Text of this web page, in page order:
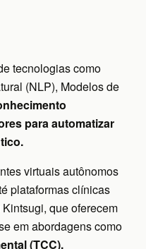
tecnologias como
(NLP), Modelos de
para automatizar
virtuais autônomos
plataformas clínicas
que oferecem
em abordagens como
(TCC).